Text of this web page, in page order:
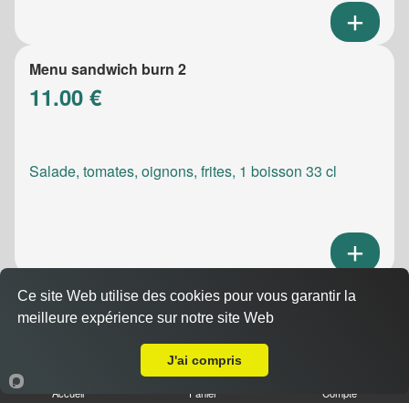
Menu sandwich burn 2
11.00 €
Salade, tomates, oignons, frites, 1 boisson 33 cl
Menu sandwich meatic
10.50 €
Accueil Panier Compte
Ce site Web utilise des cookies pour vous garantir la
meilleure expérience sur notre site Web
J'ai compris